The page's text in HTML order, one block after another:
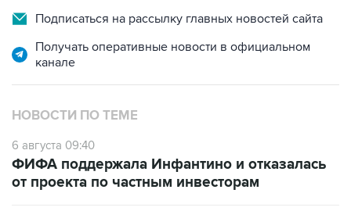
Подписаться на рассылку главных новостей сайта
Получать оперативные новости в официальном
канале
НОВОСТИ ПО ТЕМЕ
6 августа 09:40
ФИФА поддержала Инфантино и отказалась
от проекта по частным инвесторам